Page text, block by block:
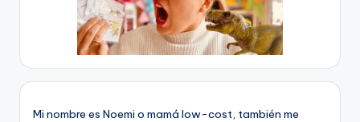
Mi nombre es Noemi o mamá low-cost, también me